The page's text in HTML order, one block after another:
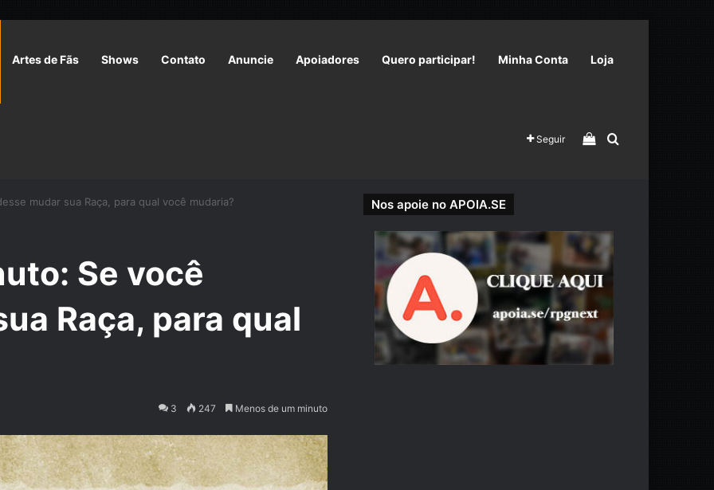
Artes de Fãs Shows Contato Anuncie Apoiadores Quero participar! Minha Conta Loja
Seguir Veja seu carrinho
Procurar por
mudar sua Raça, para qual você mudaria?
Se você
Raça, para qual
3 247 Menos de um minuto
Nos apoie no APOIA.SE